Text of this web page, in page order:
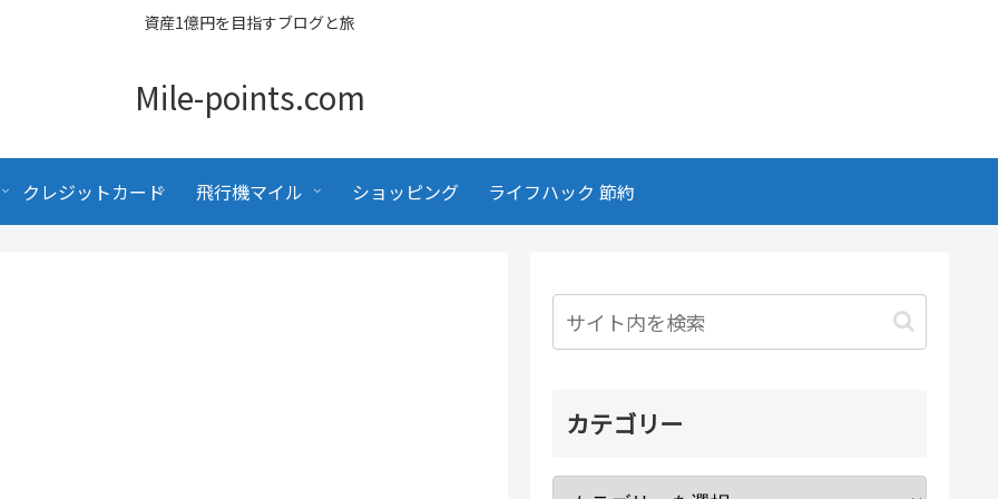
資産1億円を目指すブログと旅
Mile-points.com
クレジットカード 飛行機マイル ショッピング ライフハック 節約
カテゴリー